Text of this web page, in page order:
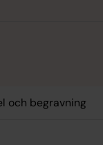
och begravning